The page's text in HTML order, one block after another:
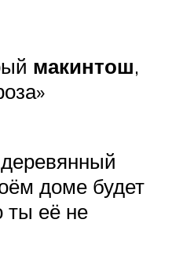
макинтош,
доме будет
ты её не